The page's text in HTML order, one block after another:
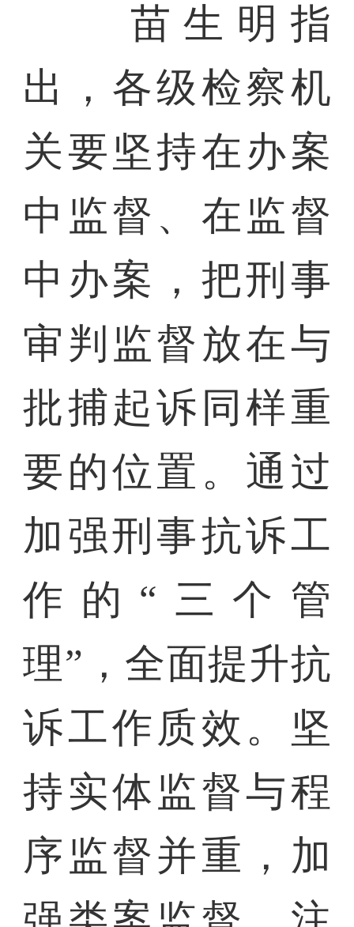
苗生明指
出，各级检察机
关要坚持在办案
中监督、在监督
中办案，把刑事
审判监督放在与
批捕起诉同样重
要的位置。通过
加强刑事抗诉工
作的“三个管
理”，全面提升抗
诉工作质效。坚
持实体监督与程
序监督并重，加